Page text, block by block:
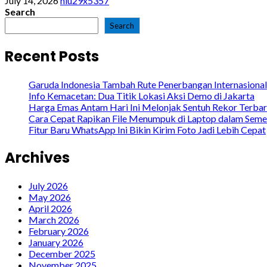
Search
Search
Recent Posts
Garuda Indonesia Tambah Rute Penerbangan Internasional
Info Kemacetan: Dua Titik Lokasi Aksi Demo di Jakarta
Harga Emas Antam Hari Ini Melonjak Sentuh Rekor
Cara Cepat Rapikan File Menumpuk di Laptop dalam
Fitur Baru WhatsApp Ini Bikin Kirim Foto Jadi Lebih Cepat
Archives
July 2026
May 2026
April 2026
March 2026
February 2026
January 2026
December 2025